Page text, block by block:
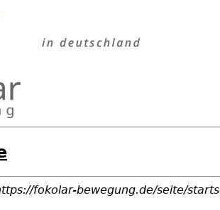
fokolar-bewegung.de/seite/